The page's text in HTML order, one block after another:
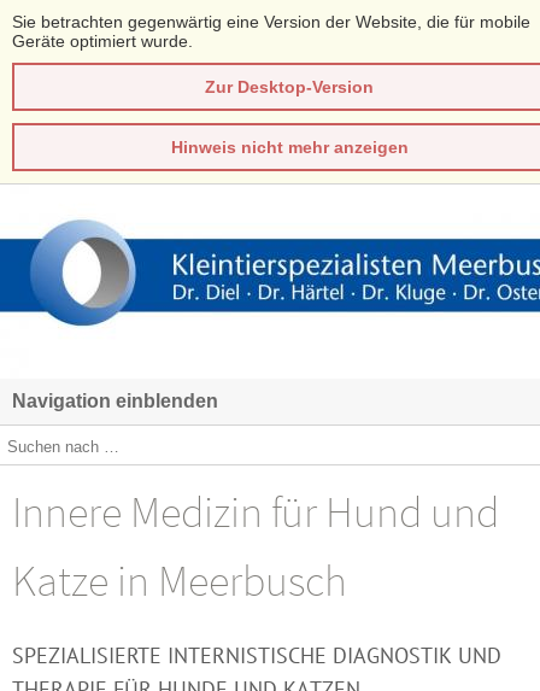
Sie betrachten gegenwärtig eine Version der Website, die für mobile
Geräte optimiert wurde.
Zur Desktop-Version
Hinweis nicht mehr anzeigen
Navigation einblenden
Innere Medizin für Hund und
Katze in Meerbusch
SPEZIALISIERTE INTERNISTISCHE DIAGNOSTIK UND